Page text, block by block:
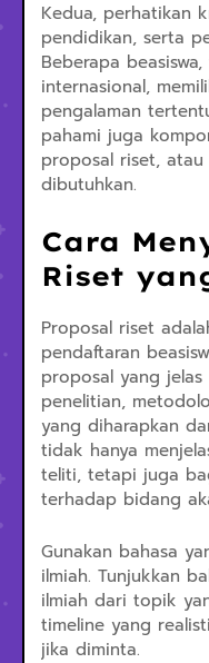
Kedua, perhatikan
pendidikan, serta
Beberapa
internasional,
pengalaman
pahami juga
proposal riset,
dibutuhkan.
Cara
Riset
Proposal riset
pendaftaran
proposal yang
penelitian,
yang diharapkan
tidak hanya
teliti, tetapi juga
terhadap bidang
Gunakan bahasa
ilmiah. Tunjukkan
ilmiah dari topik
timeline yang
jika diminta.